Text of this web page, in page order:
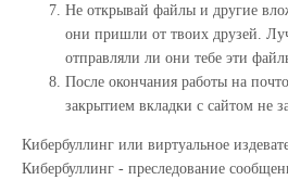
Не открывай файлы и другие
они пришли от твоих друзей.
отправляли ли они тебе эти
После окончания работы на
закрытием вкладки с сайтом не
Кибербуллинг или виртуальное
Кибербуллинг - преследование